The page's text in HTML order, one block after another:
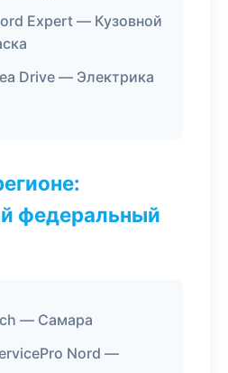
Expert — Кузовной
Drive — Электрика
федеральный
— Самара
Nord —